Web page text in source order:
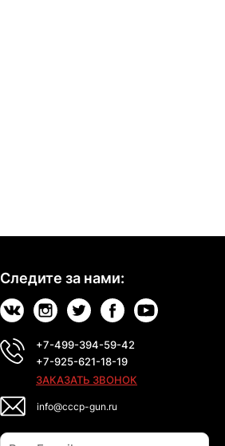
Следите за нами:
+7-499-394-59-42
+7-925-621-18-19
ЗАКАЗАТЬ ЗВОНОК
info@cccp-gun.ru